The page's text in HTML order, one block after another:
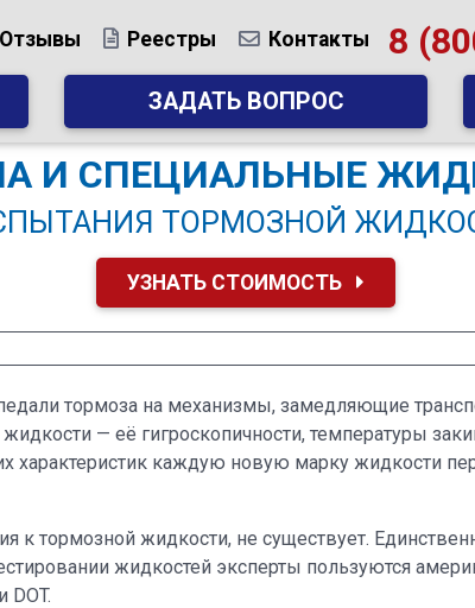
Отзывы Реестры Контакты 8
ЗАДАТЬ ВОПРОС
И СПЕЦИАЛЬНЫЕ
ТОРМОЗНОЙ
УЗНАТЬ СТОИМОСТЬ
тормоза на механизмы, замедляющие
— её гигроскопичности, температуры
характеристик каждую новую марку жидкости
к тормозной жидкости, не существует.
жидкостей эксперты пользуются
DOT.